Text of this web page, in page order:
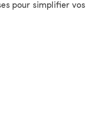
pour simplifier vos